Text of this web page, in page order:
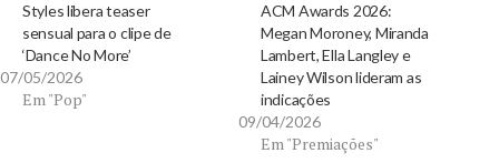
Styles libera teaser
sensual para o clipe de
‘Dance No More’
07/05/2026
Em "Pop"
ACM Awards 2026:
Megan Moroney, Miranda
Lambert, Ella Langley e
Lainey Wilson lideram as
indicações
09/04/2026
Em "Premiações"